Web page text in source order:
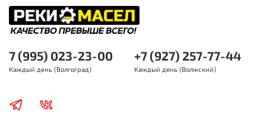
7 (995) 023-23-00
Каждый день (Волгоград)
+7 (927) 257-77-44
Каждый день (Волжский)